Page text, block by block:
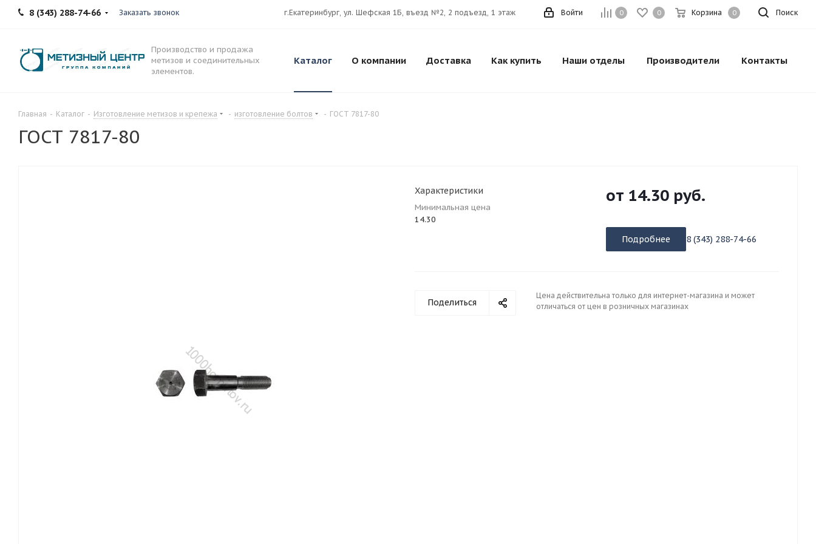
8 (343) 288-74-66 Заказать звонок г.Екатеринбург, ул. Шефская 1Б, въезд №2, 2 подъезд, 1 этаж Поиск
0 0 Корзина 0
Войти
Производство и продажа
метизов и соединительных
элементов.
Каталог О компании Доставка Как купить Наши отделы Производители Контакты
Главная - Каталог - Изготовление метизов и крепежа - изготовление болтов - ГОСТ 7817-80
ГОСТ 7817-80
Характеристики
Минимальная цена
14.30
от 14.30 руб.
Подробнее 8 (343) 288-74-66
Поделиться
Цена действительна только для интернет-магазина и может
отличаться от цен в розничных магазинах